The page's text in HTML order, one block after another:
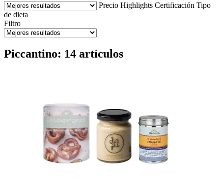
Precio Highlights Certificación Tipo
de dieta
Filtro
Piccantino: 14 artículos